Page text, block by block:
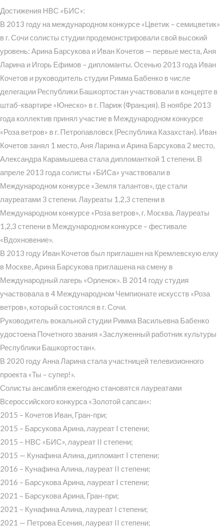
Достижения НВС «БИС»:
В 2013 году на международном конкурсе «Цветик – семицветик»
в г. Сочи солисты студии продемонстрировали свой высокий
уровень: Арина Барсукова и Иван Кочетов — первые места, Аня
Ларина и Игорь Ефимов – дипломанты. Осенью 2013 года Иван
Кочетов и руководитель студии Римма Бабенко в числе
делегации Республики Башкортостан участвовали в концерте в
штаб-квартире «Юнеско» в г. Париж (Франция). В ноябре 2013
года коллектив принял участие в Международном конкурсе
«Роза ветров» в г. Петропавловск (Республика Казахстан). Иван
Кочетов занял 1 место, Аня Ларина и Арина Барсукова 2 место,
Александра Карамышева стала дипломанткой 1 степени. В
апреле 2013 года солисты «БИСа» участвовали в
Международном конкурсе «Земля талантов», где стали
лауреатами 3 степени. Лауреаты 1,2,3 степени в
Международном конкурсе «Роза ветров», г. Москва. Лауреаты
1,2,3 степени в Международном конкурсе – фестивале
«Вдохновение».
В 2013 году Иван Кочетов был приглашен на Кремлевскую елку
в Москве, Арина Барсукова приглашена на смену в
Международный лагерь «Орленок». В 2014 году студия
участвовала в 4 Международном Чемпионате искусств «Роза
ветров», который состоялся в г. Сочи.
Руководитель вокальной студии Римма Васильевна Бабенко
удостоена Почетного звания «Заслуженный работник культуры
Республики Башкортостан».
В 2020 году Анна Ларина стала участницей телевизионного
проекта «Ты – супер!».
Солисты ансамбля ежегодно становятся лауреатами
Всероссийского конкурса «Золотой сапсан»:
2015 – Кочетов Иван, Гран-при;
2015 – Барсукова Арина, лауреат I степени;
2015 – НВС «БИС», лауреат II степени;
2015 — Кунафина Алина, дипломант I степени;
2016 – Кунафина Алина, лауреат II степени;
2016 – Барсукова Арина, лауреат I степени;
2021 – Барсукова Арина, Гран-при;
2021 – Кунафина Алина, лауреат I степени;
2021 — Петрова Есения, лауреат II степени;